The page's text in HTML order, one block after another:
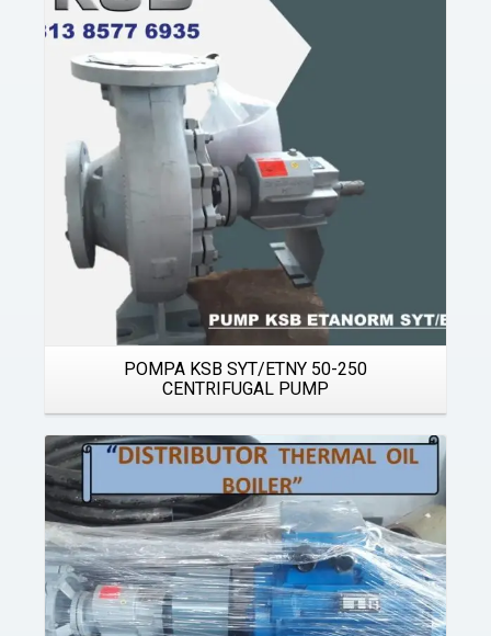
POMPA KSB SYT/ETNY 50-250
CENTRIFUGAL PUMP
Details